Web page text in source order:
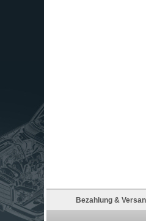
Bezahlung &